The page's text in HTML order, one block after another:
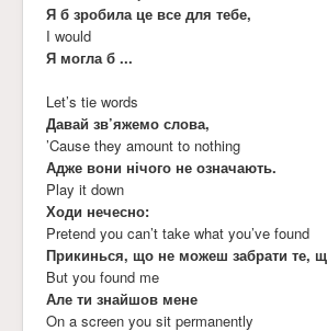
Я б зробила це все для тебе,
I would
Я могла б ...
Let’s tie words
Давай зв’яжемо слова,
’Cause they amount to nothing
Адже вони нічого не означають.
Play it down
Ходи нечесно:
Pretend you can’t take what you’ve found
Прикинься, що не можеш забрати те,
But you found me
Але ти знайшов мене
On a screen you sit permanently